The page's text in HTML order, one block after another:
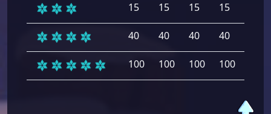
15 15 15 15
40 40 40 40
100 100 100 100